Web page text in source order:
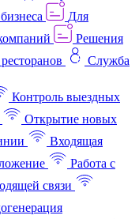
Для
Решения
Служба
Контроль выездных
Открытие новых
Входящая
Работа с
связи